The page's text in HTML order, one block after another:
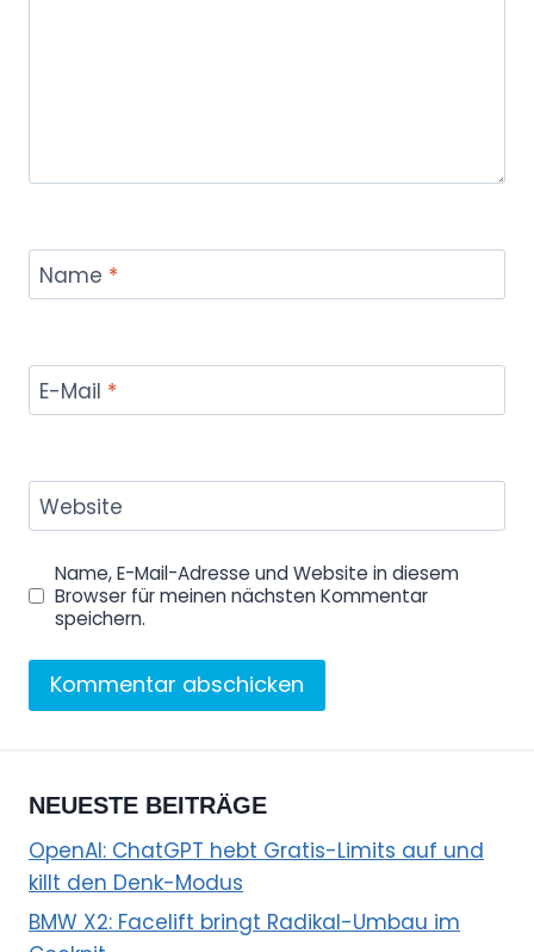
Name *
E-Mail *
Website
Name, E-Mail-Adresse und Website in diesem
Browser für meinen nächsten Kommentar
speichern.
NEUESTE BEITRÄGE
OpenAI: ChatGPT hebt Gratis-Limits auf und
killt den Denk-Modus
BMW X2: Facelift bringt Radikal-Umbau im